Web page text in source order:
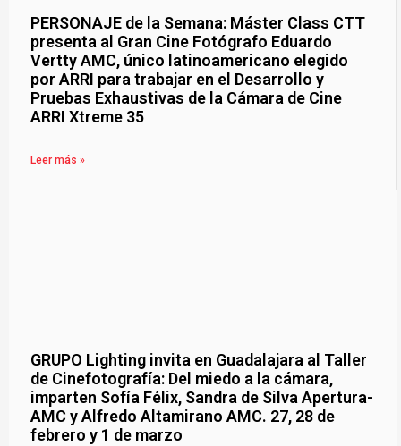
PERSONAJE de la Semana: Máster Class CTT
presenta al Gran Cine Fotógrafo Eduardo
Vertty AMC, único latinoamericano elegido
por ARRI para trabajar en el Desarrollo y
Pruebas Exhaustivas de la Cámara de Cine
ARRI Xtreme 35
Leer más »
GRUPO Lighting invita en Guadalajara al Taller
de Cinefotografía: Del miedo a la cámara,
imparten Sofía Félix, Sandra de Silva Apertura-
AMC y Alfredo Altamirano AMC. 27, 28 de
febrero y 1 de marzo